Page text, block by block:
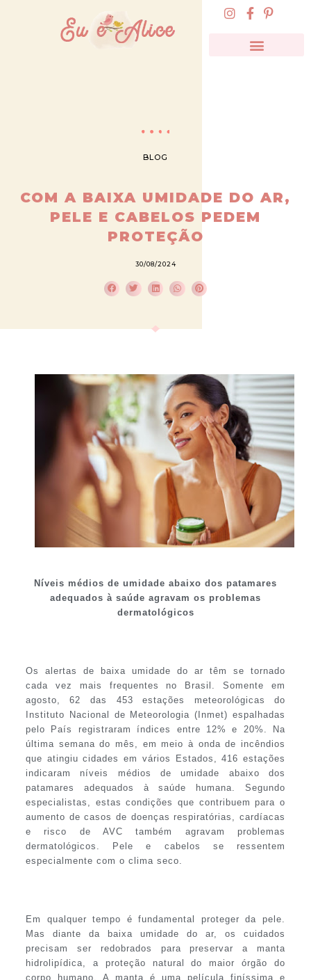
BLOG
COM A BAIXA UMIDADE DO AR,
PELE E CABELOS PEDEM
PROTEÇÃO
30/08/2024
Níveis médios de umidade abaixo dos patamares
adequados à saúde agravam os problemas
dermatológicos
Os alertas de baixa umidade do ar têm se tornado
cada vez mais frequentes no Brasil. Somente em
agosto, 62 das 453 estações meteorológicas do
Instituto Nacional de Meteorologia (Inmet) espalhadas
pelo País registraram índices entre 12% e 20%. Na
última semana do mês, em meio à onda de incêndios
que atingiu cidades em vários Estados, 416 estações
indicaram níveis médios de umidade abaixo dos
patamares adequados à saúde humana. Segundo
especialistas, estas condições que contribuem para o
aumento de casos de doenças respiratórias, cardíacas
e risco de AVC também agravam problemas
dermatológicos. Pele e cabelos se ressentem
especialmente com o clima seco.
Em qualquer tempo é fundamental proteger da pele.
Mas diante da baixa umidade do ar, os cuidados
precisam ser redobrados para preservar a manta
hidrolipídica, a proteção natural do maior órgão do
corpo humano. A manta é uma película finíssima e